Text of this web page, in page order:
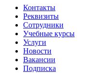
Контакты
Реквизиты
Сотрудники
Учебные курсы
Услуги
Новости
Вакансии
Подписка